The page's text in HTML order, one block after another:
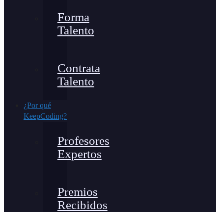
Forma
Talento
Contrata
Talento
¿Por qué
KeepCoding?
Profesores
Expertos
Premios
Recibidos